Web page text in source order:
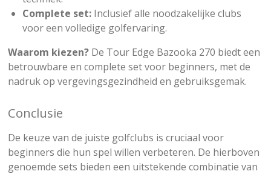
Complete set:Inclusief alle noodzakelijke clubs
voor een volledige golfervaring.
Waarom kiezen?De Tour Edge Bazooka 270 biedt een
betrouwbare en complete set voor beginners, met de
nadruk op vergevingsgezindheid en gebruiksgemak.
Conclusie
De keuze van de juiste golfclubs is cruciaal voor
beginners die hun spel willen verbeteren. De hierboven
genoemde sets bieden een uitstekende combinatie van